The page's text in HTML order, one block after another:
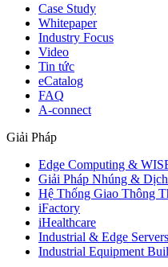
Case Study
Whitepaper
Industry Focus
Video
Tin tức
eCatalog
FAQ
A-connect
Giải Pháp
Edge Computing &
Giải Pháp Nhúng &
Hệ Thống Giao Thông
iFactory
iHealthcare
Industrial & Edge Servers
Industrial Equipment